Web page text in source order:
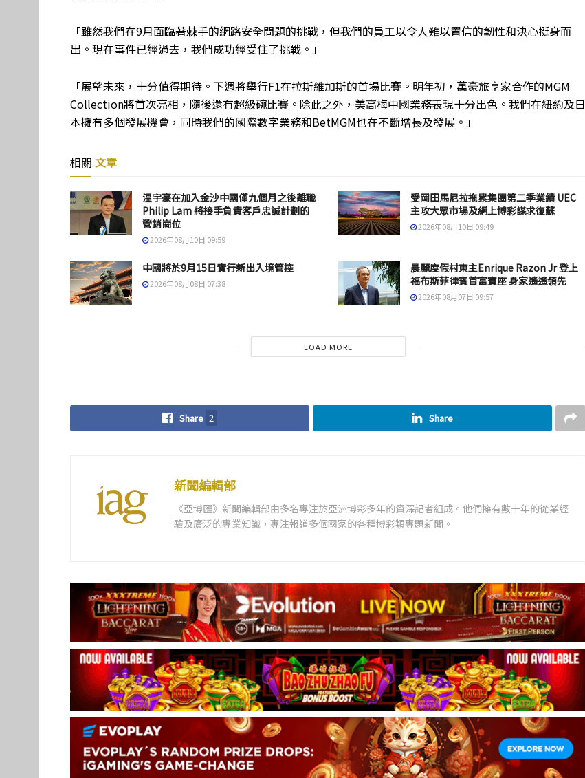
「雖然我們在9月面臨著棘手的網路安全問題的挑戰，但我們的員工以令人難以置信的韌性和決心挺身而
出。現在事件已經過去，我們成功經受住了挑戰。」
「展望未來，十分值得期待。下週將舉行F1在拉斯維加斯的首場比賽。明年初，萬豪旅享家合作的MGM
Collection將首次亮相，隨後還有超級碗比賽。除此之外，美高梅中國業務表現十分出色。我們在紐約及日
本擁有多個發展機會，同時我們的國際數字業務和BetMGM也在不斷增長及發展。」
相關 文章
温宇豪在加入金沙中國僅九個月之後離職
Philip Lam 將接手負責客戶忠誠計劃的
營銷崗位
2026年08月10日 09:59
受岡田馬尼拉拖累集團第二季業績 UEC
主攻大眾市場及網上博彩謀求復蘇
2026年08月10日 09:49
中國將於9月15日實行新出入境管控
2026年08月08日 07:38
晨麗度假村東主Enrique Razon Jr 登上
福布斯菲律賓首富寶座 身家遙遙領先
2026年08月07日 09:57
LOAD MORE
Share 2 Share
新聞編輯部
《亞博匯》新聞編輯部由多名專注於亞洲博彩多年的資深記者組成。他們擁有數十年的從業經
驗及廣泛的專業知識，專注報道多個國家的各種博彩類專題新聞。